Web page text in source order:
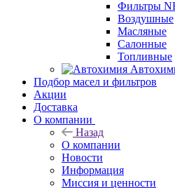
Фильтры
Воздушные
Масляные
Салонные
Топливные
Подбор масел и фильтров
Акции
Доставка
О компании
Назад
О компании
Новости
Информация
Миссия и ценности